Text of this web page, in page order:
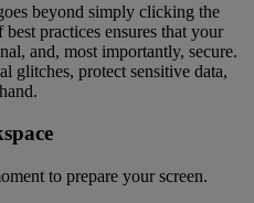
beyond simply clicking the
practices ensures that your
and, most importantly, secure.
glitches, protect sensitive data,
to prepare your screen.